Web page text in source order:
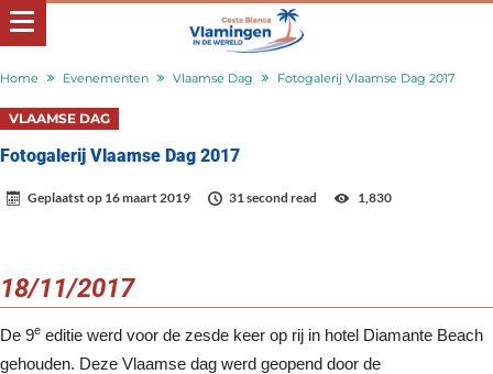
Home Evenementen Vlaamse Dag Fotogalerij Vlaamse Dag 2017
VLAAMSE DAG
Fotogalerij Vlaamse Dag 2017
Geplaatst op 16 maart 2019 31 second read 1,830
18/11/2017
De 9e editie werd voor de zesde keer op rij in hotel Diamante Beach
gehouden. Deze Vlaamse dag werd geopend door de